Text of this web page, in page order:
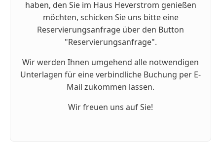
haben, den Sie im Haus Heverstrom genießen
möchten, schicken Sie uns bitte eine
Reservierungsanfrage über den Button
"Reservierungsanfrage".
Wir werden Ihnen umgehend alle notwendigen
Unterlagen für eine verbindliche Buchung per E-
Mail zukommen lassen.
Wir freuen uns auf Sie!